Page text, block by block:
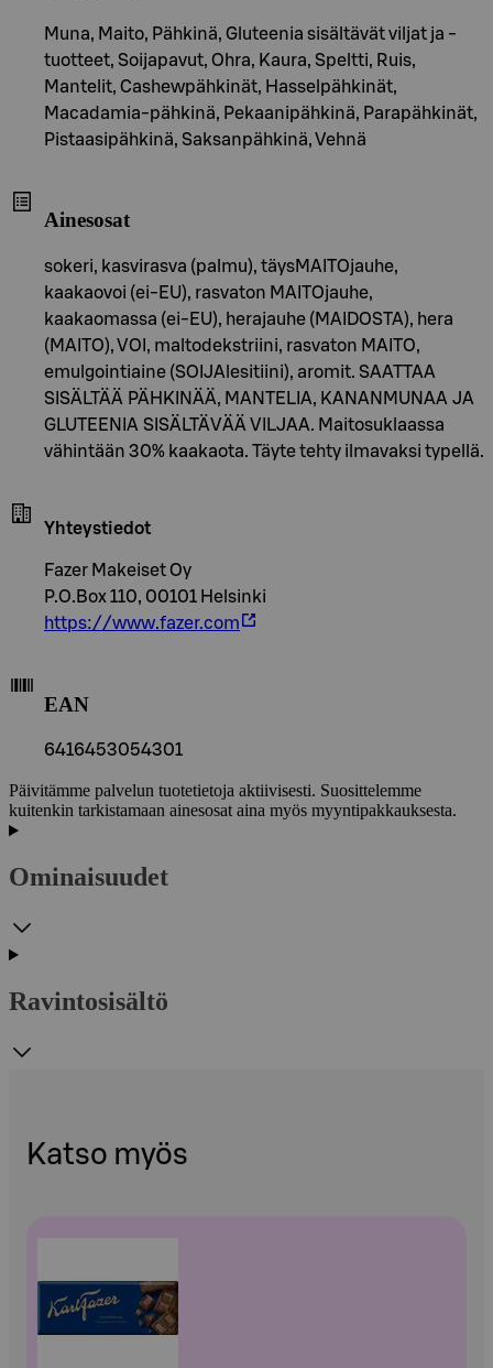
Muna, Maito, Pähkinä, Gluteenia sisältävät viljat ja -
tuotteet, Soijapavut, Ohra, Kaura, Speltti, Ruis,
Mantelit, Cashewpähkinät, Hasselpähkinät,
Macadamia-pähkinä, Pekaanipähkinä, Parapähkinät,
Pistaasipähkinä, Saksanpähkinä, Vehnä
Ainesosat
sokeri, kasvirasva (palmu), täysMAITOjauhe,
kaakaovoi (ei-EU), rasvaton MAITOjauhe,
kaakaomassa (ei-EU), herajauhe (MAIDOSTA), hera
(MAITO), VOI, maltodekstriini, rasvaton MAITO,
emulgointiaine (SOIJAlesitiini), aromit. SAATTAA
SISÄLTÄÄ PÄHKINÄÄ, MANTELIA, KANANMUNAA JA
GLUTEENIA SISÄLTÄVÄÄ VILJAA. Maitosuklaassa
vähintään 30% kaakaota. Täyte tehty ilmavaksi typellä.
Yhteystiedot
Fazer Makeiset Oy
P.O.Box 110, 00101 Helsinki
https://www.fazer.com
EAN
6416453054301
Päivitämme palvelun tuotetietoja aktiivisesti. Suosittelemme
kuitenkin tarkistamaan ainesosat aina myös myyntipakkauksesta.
Ominaisuudet
Ravintosisältö
Katso myös